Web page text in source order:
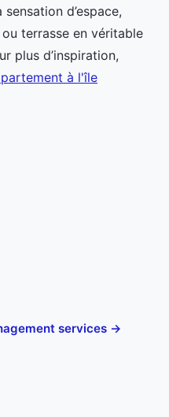
d’espace,
terrasse en véritable
plus d’inspiration,
à l'île
services →